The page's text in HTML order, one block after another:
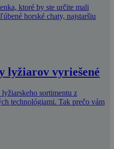
ktoré by ste určite mali
horské chaty, najstaršiu
lyžiarov vyriešené
sortimentu z
technológiami. Tak prečo vám